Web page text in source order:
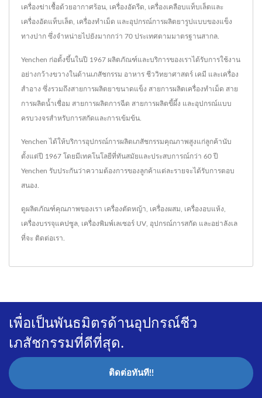
เครื่องฆ่าเชื้อด้วยอากาศร้อน, เครื่องอัดรีด, เครื่องเคลือบแท็บเล็ตและ
เครื่องอัดแท็บเล็ต, เครื่องทำเม็ด และอุปกรณ์การผลิตยารูปแบบของแข็ง
ทางปาก ซึ่งจำหน่ายไปยังมากกว่า 70 ประเทศตามมาตรฐานสากล.
Yenchen ก่อตั้งขึ้นในปี 1967 ผลิตภัณฑ์และบริการของเราได้รับการใช้งาน
อย่างกว้างขวางในด้านเภสัชกรรม อาหาร ชีววิทยาศาสตร์ เคมี และเครื่อง
สำอาง ซึ่งรวมถึงสายการผลิตยาขนาดแข็ง สายการผลิตเครื่องทำเม็ด สาย
การผลิตน้ำเชื่อม สายการผลิตการฉีด สายการผลิตขี้ผึ้ง และอุปกรณ์แบบ
ครบวงจรสำหรับการสกัดและการเข้มข้น.
Yenchen ได้ให้บริการอุปกรณ์การผลิตเภสัชกรรมคุณภาพสูงแก่ลูกค้านับ
ตั้งแต่ปี 1967 โดยมีเทคโนโลยีที่ทันสมัยและประสบการณ์กว่า 60 ปี
Yenchen รับประกันว่าความต้องการของลูกค้าแต่ละรายจะได้รับการตอบ
สนอง.
ดูผลิตภัณฑ์คุณภาพของเรา เครื่องตัดหญ้า เครื่องผสม เครื่องอบแห้ง
เครื่องบรรจุแคปซูล เครื่องพิมพ์เลเซอร์ UV อุปกรณ์การสกัด และอย่าลังเล
ที่จะ ติดต่อเรา
เพื่อเป็นพันธมิตรด้านอุปกรณ์ชีว
เภสัชกรรมที่ดีที่สุด.
ติดต่อทันที!!